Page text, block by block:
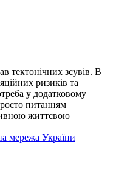
тектонічних зсувів. В
ризиків та
у додатковому
питанням
життєвою